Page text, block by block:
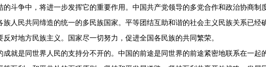
斗争中，将进一步发挥它的重要作用。中国共产党领导的多党合作和政治协商制
民共同缔造的统一的多民族国家。平等团结互助和谐的社会主义民族关系已经
反对地方民族主义。国家尽一切努力，促进全国各民族的共同繁荣。
是同世界人民的支持分不开的。中国的前途是同世界的前途紧密地联系在一起